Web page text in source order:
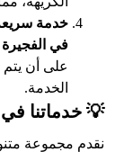
خدمة
في الفجيرة
على أن يتم
الخدمة.
💡 خدماتنا
نقدم مجموعة